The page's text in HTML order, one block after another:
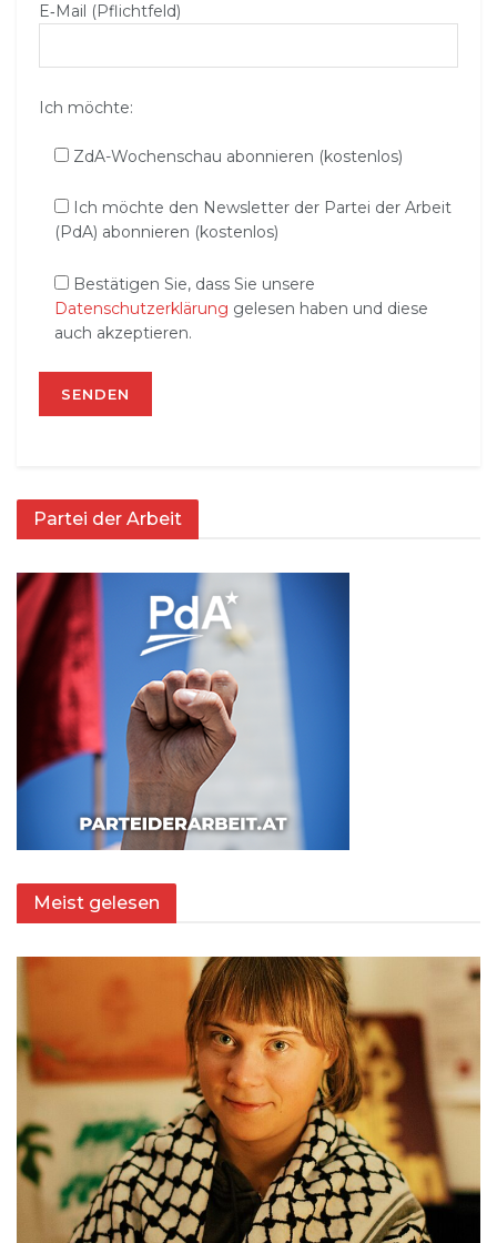
E‑Mail (Pflichtfeld)
Ich möchte:
ZdA-Wochenschau abonnieren (kostenlos)
Ich möchte den Newsletter der Partei der Arbeit
(PdA) abonnieren (kostenlos)
Bestätigen Sie, dass Sie unsere
Datenschutzerklärung gelesen haben und diese
auch akzeptieren.
Partei der Arbeit
Meist gelesen